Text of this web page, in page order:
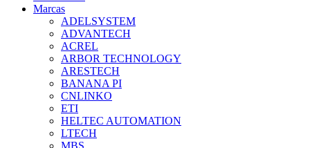
Marcas
ADELSYSTEM
ADVANTECH
ACREL
ARBOR TECHNOLOGY
ARESTECH
BANANA PI
CNLINKO
ETI
HELTEC AUTOMATION
LTECH
MBS